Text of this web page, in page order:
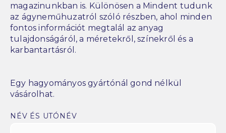
magazinunkban is. Különösen a Mindent tudunk
az ágyneműhuzatról szóló részben, ahol minden
fontos információt megtalál az anyag
tulajdonságáról, a méretekről, színekről és a
karbantartásról.
Egy hagyományos gyártónál gond nélkül
vásárolhat.
NÉV ÉS UTÓNÉV